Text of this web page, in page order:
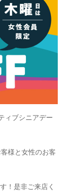
ィブシニアデー
様と女性のお客
！是非ご来店く